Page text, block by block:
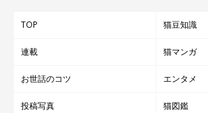
TOP 猫豆知識
連載 猫マンガ
お世話のコツ エンタメ
投稿写真 猫図鑑